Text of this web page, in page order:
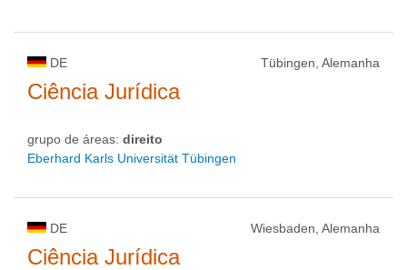
DE Tübingen, Alemanha
Ciência Jurídica
grupo de áreas: direito
Eberhard Karls Universität Tübingen
DE Wiesbaden, Alemanha
Ciência Jurídica